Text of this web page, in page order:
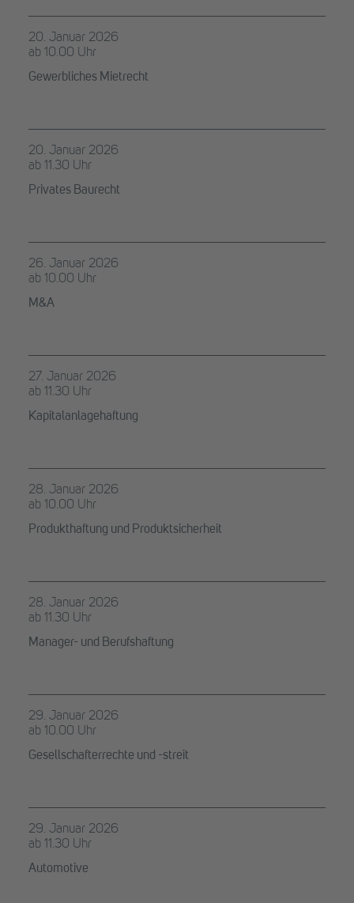
20. Januar 2026
ab 10.00 Uhr
Gewerbliches Mietrecht
20. Januar 2026
ab 11.30 Uhr
Privates Baurecht
26. Januar 2026
ab 10.00 Uhr
M&A
27. Januar 2026
ab 11.30 Uhr
Kapitalanlagehaftung
28. Januar 2026
ab 10.00 Uhr
Produkthaftung und Produktsicherheit
28. Januar 2026
ab 11.30 Uhr
Manager- und Berufshaftung
29. Januar 2026
ab 10.00 Uhr
Gesellschafterrechte und -streit
29. Januar 2026
ab 11.30 Uhr
Automotive